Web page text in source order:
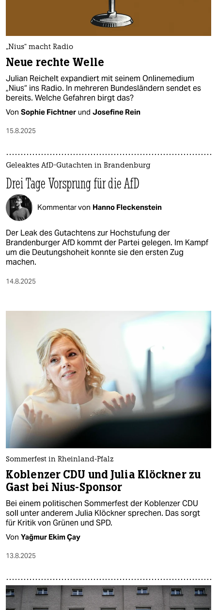
„Nius“ macht Radio
Neue rechte Welle
Julian Reichelt expandiert mit seinem Onlinemedium
„Nius“ ins Radio. In mehreren Bundesländern sendet es
bereits. Welche Gefahren birgt das?
Von Sophie Fichtner und Josefine Rein
15.8.2025
Geleaktes AfD-Gutachten in Brandenburg
Drei Tage Vorsprung für die AfD
Kommentar von Hanno Fleckenstein
Der Leak des Gutachtens zur Hochstufung der
Brandenburger AfD kommt der Partei gelegen. Im Kampf
um die Deutungshoheit konnte sie den ersten Zug
machen.
14.8.2025
Sommerfest in Rheinland-Pfalz
Koblenzer CDU und Julia Klöckner zu
Gast bei Nius-Sponsor
Bei einem politischen Sommerfest der Koblenzer CDU
soll unter anderem Julia Klöckner sprechen. Das sorgt
für Kritik von Grünen und SPD.
Von Yağmur Ekim Çay
13.8.2025